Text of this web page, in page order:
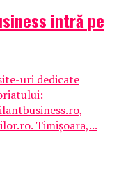
intră pe
uri dedicate
Timișoara,...